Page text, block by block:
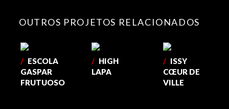
OUTROS PROJETOS RELACIONADOS
/ ESCOLA
GASPAR
FRUTUOSO
/ HIGH
LAPA
/ ISSY
CŒUR DE
VILLE